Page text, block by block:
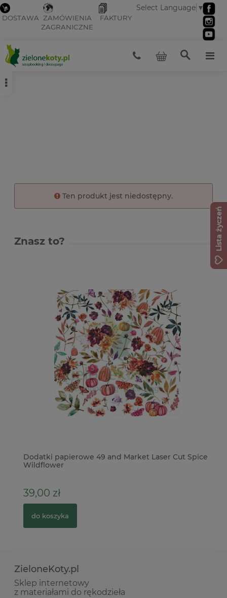
DOSTAWA ZAMÓWIENIA
ZAGRANICZNE
FAKTURY
Select Language ▼
Ten produkt jest niedostępny.
Znasz to?
Dodatki papierowe 49 and Market Laser Cut Spice
Wildflower
39,00 zł
do koszyka
ZieloneKoty.pl
Sklep internetowy
z materiałami do rękodzieła
Lista życzeń